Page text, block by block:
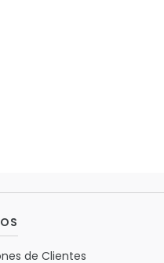
de Clientes